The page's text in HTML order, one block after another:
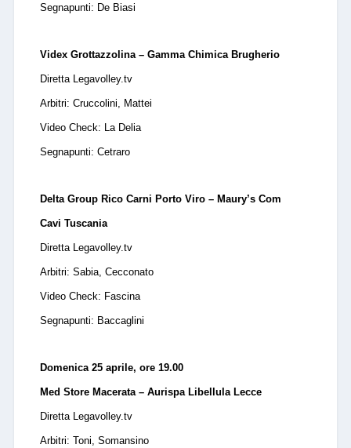
Segnapunti: De Biasi
Videx Grottazzolina – Gamma Chimica Brugherio
Diretta Legavolley.tv
Arbitri: Cruccolini, Mattei
Video Check: La Delia
Segnapunti: Cetraro
Delta Group Rico Carni Porto Viro – Maury’s Com
Cavi Tuscania
Diretta Legavolley.tv
Arbitri: Sabia, Cecconato
Video Check: Fascina
Segnapunti: Baccaglini
Domenica 25 aprile, ore 19.00
Med Store Macerata – Aurispa Libellula Lecce
Diretta Legavolley.tv
Arbitri: Toni, Somansino